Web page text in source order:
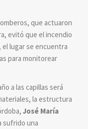
que actuaron
evitó que el incendio
lugar se encuentra
para monitorear
a las capillas será
la estructura
José María
sufrido una